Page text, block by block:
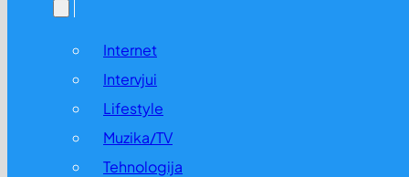
Internet
Intervjui
Lifestyle
Muzika/TV
Tehnologija